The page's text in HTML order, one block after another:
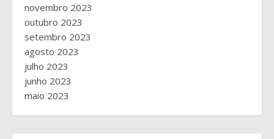
novembro 2023
outubro 2023
setembro 2023
agosto 2023
julho 2023
junho 2023
maio 2023